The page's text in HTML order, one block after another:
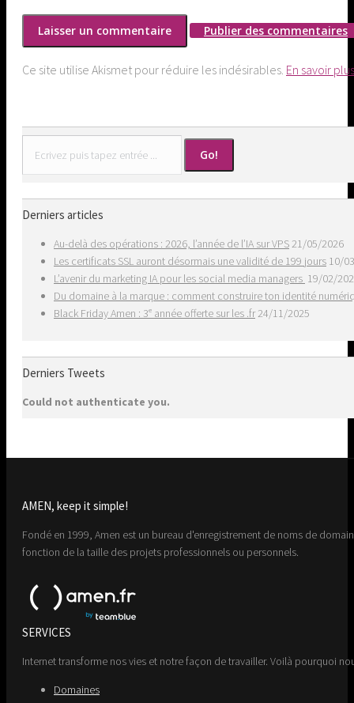
Publier des commentaires
Ce site utilise Akismet pour réduire les indésirables. En savoir
Derniers articles
Au-delà des opérations : 2026, l’année de l’IA sur VPS 21/05/2026
Les certificats SSL auront désormais une validité de 199 jours 10/
L’avenir du marketing IA pour les social media managers 19/02/
Du domaine à la marque : comment construire ton identité
Black Friday Amen : 3ᵉ année offerte sur les .fr 24/11/2025
Derniers Tweets
Could not authenticate you.
AMEN, keep it simple!
Fondé en 1999, Amen est un bureau d'enregistrement de noms de
fonction de la taille des projets professionnels ou personnels.
SERVICES
Internet transforme nos vies et notre façon de travailler. Voilà pourquoi
Domaines